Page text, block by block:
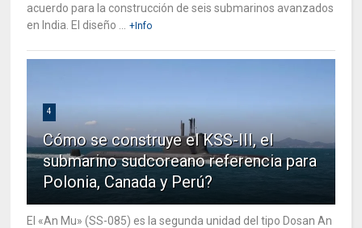
acuerdo para la construcción de seis submarinos avanzados
en India. El diseño ...
+Info
4
Cómo se construye el KSS-III, el
submarino sudcoreano referencia para
Polonia, Canada y Perú?
El «An Mu» (SS-085) es la segunda unidad del tipo Dosan An